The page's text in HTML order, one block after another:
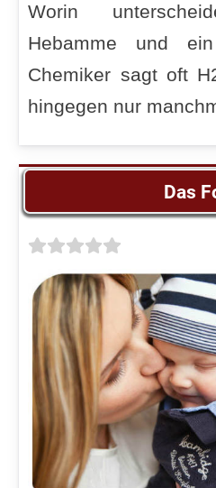
Worin
Hebamme und
Chemiker sagt oft
hingegen nur
Das